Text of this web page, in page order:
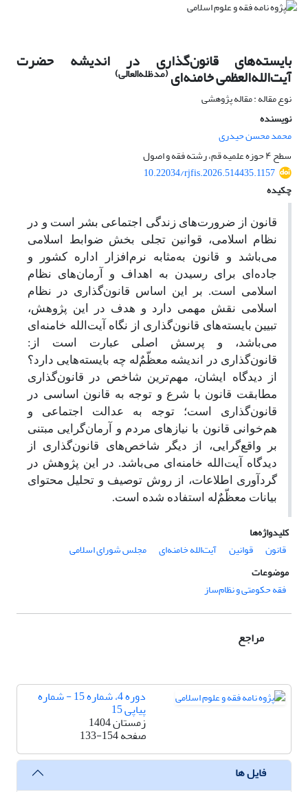
بایسته‌های قانون‌گذاری در اندیشه حضرت
آیت‌الله‌العظمی خامنه‌ای(مدظله‌العالی)
نوع مقاله : مقاله پژوهشی
نویسنده
محمد محسن حیدری
سطح ۴ حوزه علمیه قم، رشته فقه و اصول
10.22034/rjfis.2026.514435.1157
چکیده
قانون از ضرورت‌های زندگی اجتماعی بشر است و در
نظام اسلامی، قوانین تجلی بخش ضوابط اسلامی
می‌باشد و قانون به‌مثابه نرم‌افزار اداره کشور و
جاده‌ای برای رسیدن به اهداف و آرمان‌های نظام
اسلامی است. بر این اساس قانون‌گذاری در نظام
اسلامی نقش مهمی دارد و هدف در این پژوهش،
تبیین بایسته‌های قانون‌گذاری از نگاه آیت‌الله خامنه‌ای
می‌باشد، و پرسش اصلی عبارت است از:
قانون‌گذاری در اندیشه معظّمٌ‌له چه بایسته‌هایی دارد؟
از دیدگاه ایشان، مهم‌ترین شاخص در قانون‌گذاری
مطابقت قانون با شرع و توجه به قانون اساسی در
قانون‌گذاری است؛ توجه به عدالت اجتماعی و
هم‌خوانی قانون با نیازهای مردم و آرمان‌گرایی مبتنی
بر واقع‌گرایی، از دیگر شاخص‌های قانون‌گذاری از
دیدگاه آیت‌الله خامنه‌ای می‌باشد. در این پژوهش در
گردآوری اطلاعات، از روش توصیف و تحلیل محتوای
بیانات معظّمٌ‌له استفاده شده است.
کلیدواژه‌ها
قانون
قوانین آیت‌الله خامنه‌ای
مجلس شورای اسلامی
موضوعات
فقه حکومتی و نظام‌ساز
مراجع
دوره 4، شماره 15 - شماره
پیاپی 15
زمستان 1404
صفحه133-154
فایل ها